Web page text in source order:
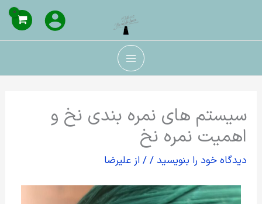
محتوا
سیستم های نمره بندی نخ و
اهمیت نمره نخ
دیدگاه‌ خود را بنویسید// از علیرضا